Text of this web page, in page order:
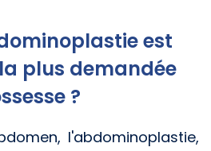
est
plus demandée
?
l'abdominoplastie,